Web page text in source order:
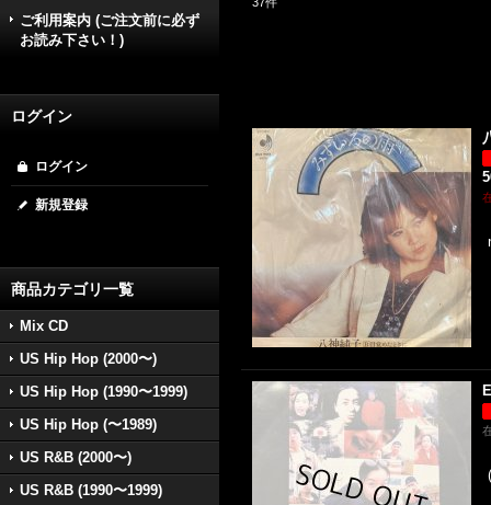
ご利用案内 (ご注文前に必ず
お読み下さい！)
ログイン
ログイン
新規登録
商品カテゴリ一覧
Mix CD
US Hip Hop (2000〜)
US Hip Hop (1990〜1999)
US Hip Hop (〜1989)
US R&B (2000〜)
US R&B (1990〜1999)